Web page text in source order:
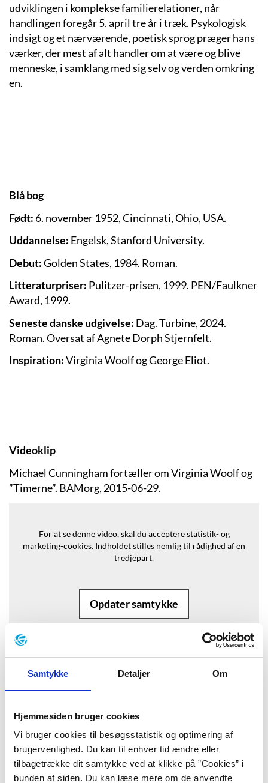
Samtykke Detaljer Om
Hjemmesiden bruger cookies
Vi bruger cookies til besøgsstatistik og optimering af
brugervenlighed. Du kan til enhver tid ændre eller
tilbagetrække dit samtykke ved at klikke på ”Cookies” i
bunden af siden. Du kan læse mere om de anvendte
udviklingen i komplekse familierelationer, når
handlingen foregår 5. april tre år i træk. Psykologisk
indsigt og et nærværende, poetisk sprog præger hans
værker, der mest af alt handler om at være og blive
menneske, i samklang med sig selv og verden omkring
en.
Blå bog
Født: 6. november 1952, Cincinnati, Ohio, USA.
Uddannelse: Engelsk, Stanford University.
Debut:Golden States, 1984. Roman.
Litteraturpriser: Pulitzer-prisen, 1999. PEN/Faulkner
Award, 1999.
Seneste danske udgivelse: Dag. Turbine, 2024.
Roman. Oversat af Agnete Dorph Stjernfelt.
Inspiration:Virginia Woolf og George Eliot.
Videoklip
Michael Cunningham fortæller om Virginia Woolf og
”Timerne”. BAMorg, 2015-06-29.
For at se denne video, skal du acceptere statistik- og
marketing-cookies. Indholdet stilles nemlig til rådighed af en
tredjepart.
Opdater samtykke
Baggrund
”Kalenderen på væggen hvisker. Jeg
tror, kalenderen hvisker. Eller er det
vinden? Kalenderen, hvis det er den,